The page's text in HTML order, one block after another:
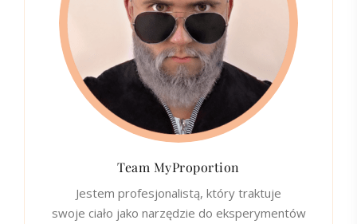
Team MyProportion
Jestem profesjonalistą, który traktuje
swoje ciało jako narzędzie do eksperymentów